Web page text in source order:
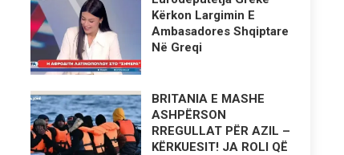
Kërkon Largimin E
Ambasadores Shqiptare
Në Greqi
BRITANIA E MASHE
ASHPËRSON
RREGULLAT PËR AZIL –
KËRKUESIT! JA ROLI QË